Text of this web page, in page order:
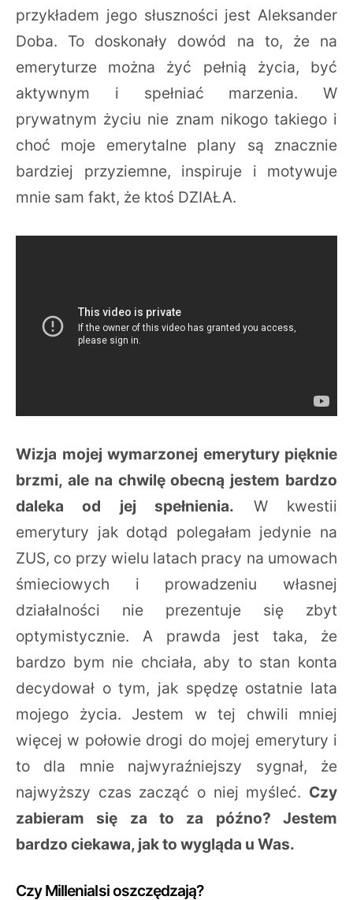
przykładem jego słuszności jest Aleksander
Doba. To doskonały dowód na to, że na
emeryturze można żyć pełnią życia, być
aktywnym i spełniać marzenia. W
prywatnym życiu nie znam nikogo takiego i
choć moje emerytalne plany są znacznie
bardziej przyziemne, inspiruje i motywuje
mnie sam fakt, że ktoś DZIAŁA.
Wizja mojej wymarzonej emerytury pięknie
brzmi, ale na chwilę obecną jestem bardzo
daleka od jej spełnienia. W kwestii
emerytury jak dotąd polegałam jedynie na
ZUS, co przy wielu latach pracy na umowach
śmieciowych i prowadzeniu własnej
działalności nie prezentuje się zbyt
optymistycznie. A prawda jest taka, że
bardzo bym nie chciała, aby to stan konta
decydował o tym, jak spędzę ostatnie lata
mojego życia. Jestem w tej chwili mniej
więcej w połowie drogi do mojej emerytury i
to dla mnie najwyraźniejszy sygnał, że
najwyższy czas zacząć o niej myśleć. Czy
zabieram się za to za późno? Jestem
bardzo ciekawa, jak to wygląda u Was.
Czy Millenialsi oszczędzają?